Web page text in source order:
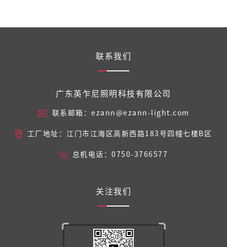
联系我们
广东英乍尼照明科技有限公司
联系邮箱：ezann@ezann-light.com
工厂地址：江门市江海区高新西路183号四幢七楼B区
总机电话：0750-3766577
关注我们